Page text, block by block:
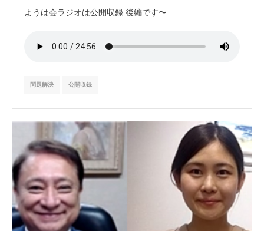
ようは会ラジオは公開収録 後編です〜
問題解決 公開収録